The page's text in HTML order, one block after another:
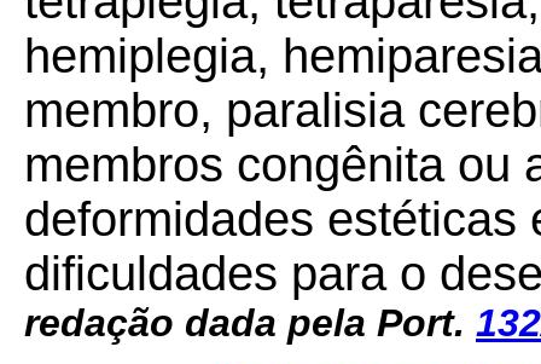
hemiplegia,
membro, paralisia
membros congênita ou
deformidades estéticas
dificuldades para o
redação dada pela Port.